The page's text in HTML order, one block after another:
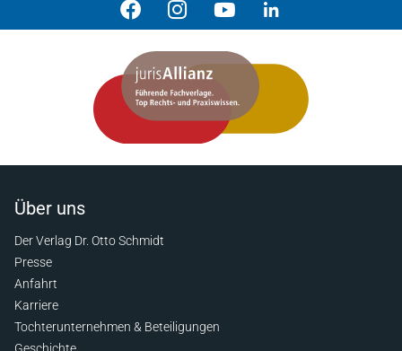
Über uns
Der Verlag Dr. Otto Schmidt
Presse
Anfahrt
Karriere
Tochterunternehmen & Beteiligungen